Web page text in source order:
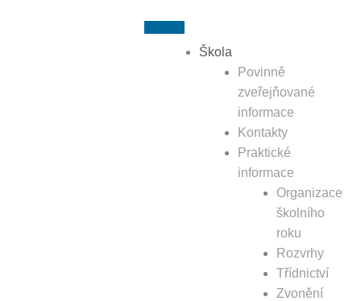
Škola
Povinně
zveřejňované
informace
Kontakty
Praktické
informace
Organizace
školního
roku
Rozvrhy
Třídnictví
Zvonění